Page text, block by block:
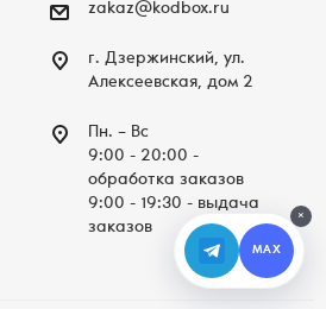
zakaz@kodbox.ru
г. Дзержинский, ул.
Алексеевская, дом 2
Пн. – Вc
9:00 - 20:00 -
обработка заказов
9:00 - 19:30 - выдача
заказов
×
MAX